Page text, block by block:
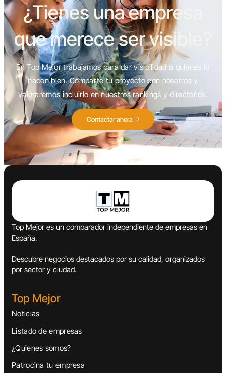
¿Tienes una empresa
que merece ser visible?
En Top Mejor trabajamos para dar visibilidad a quienes lo
hacen bien. Comparte tu proyecto con nosotros y
valoraremos incluirlo en nuestros rankings y directorios.
Contactar ahora
Top Mejor es un comparador independiente de empresas en
España.
Descubre negocios destacados por su calidad, organizados
por sector y ciudad.
Top Mejor
Noticias
Listado de empresas
¿Quienes somos?
Patrocina tu empresa